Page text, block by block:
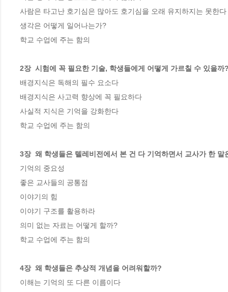
사람은 타고난 호기심은 많아도 호기심을 오래 유지하지는 못한다
생각은 어떻게 일어나는가?
학교 수업에 주는 함의
2장  시험에 꼭 필요한 기술, 학생들에게 어떻게 가르칠 수 있을
배경지식은 독해의 필수 요소다
배경지식은 사고력 향상에 꼭 필요하다
사실적 지식은 기억을 강화한다
학교 수업에 주는 함의
3장  왜 학생들은 텔레비전에서 본 건 다 기억하면서 교사가 한
기억의 중요성
좋은 교사들의 공통점
이야기의 힘
이야기 구조를 활용하라
의미 없는 자료는 어떻게 할까?
학교 수업에 주는 함의
4장  왜 학생들은 추상적 개념을 어려워할까?
이해는 기억의 또 다른 이름이다